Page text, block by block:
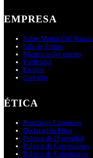
EMPRESA
Sobre Martin Cid
Sala de Prensa
Miembros del equipo
Publicidad
Empleo
Contacto
ÉTICA
Principios Editoriales
Declaración Ética
Política de Diversidad
Política de Correcciones
Política de Comentarios